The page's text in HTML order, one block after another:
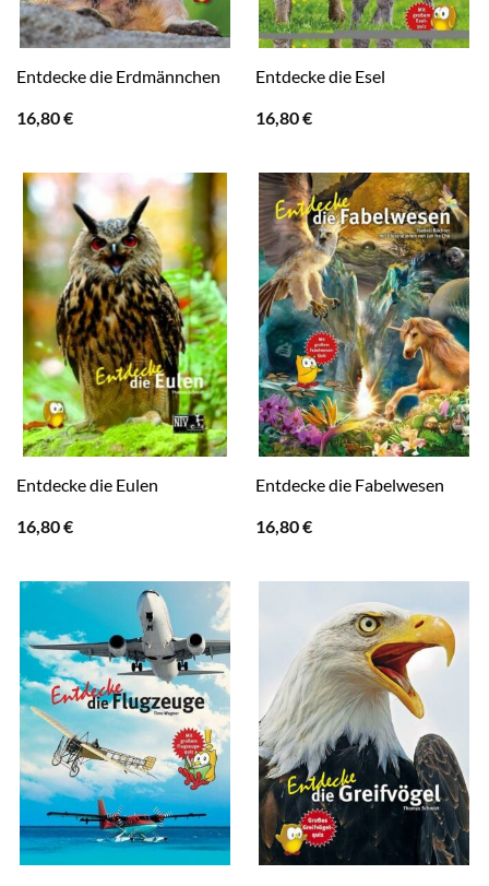
Entdecke die Erdmännchen
16,80€
Entdecke die Esel
16,80€
Entdecke die Eulen
16,80€
Entdecke die Fabelwesen
16,80€